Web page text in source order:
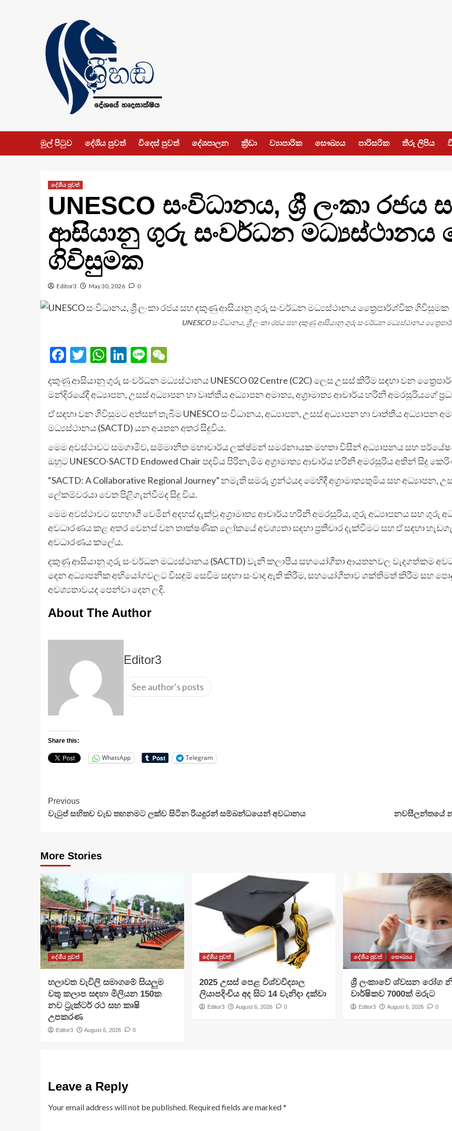
මුල් පිටුව දේශීය පුවත් විදෙස් පුවත් දේශපාලන ක්‍රීඩා ව්‍යාපාරික සෞඛ්‍යය පාරිසරික තීරු ලිපිය
දේශීය පුවත්
UNESCO සංවිධානය, ශ්‍රී ලංකා
ආසියානු ගුරු සංවර්ධන මධ්‍යස්ථානය
ගිවිසුමක
Editor3 May 30, 2026 0
UNESCO සංවිධානය, ශ්‍රී ලංකා රජය සහ දකුණු ආසියානු ගුරු සංවර්ධන මධ්‍යස්ථානය
Facebook
Twitter
WhatsApp
LinkedIn
LineWeChat
දකුණු ආසියානු ගුරු සංවර්ධන මධ්‍යස්ථානය UNESCO 02 Centre (C2C) ලෙස උසස් කිරීම සඳහා වන
මන්දිරයේදී අධ්‍යාපන, උසස් අධ්‍යාපන හා වෘත්තීය අධ්‍යාපන අමාත්‍ය, අග්‍රාමාත්‍ය ආචාර්ය හරිනි අමරසූරියගේ
ඒ සඳහා වන ගිවිසුමට අත්සන් තැබීම UNESCO සංවිධානය, අධ්‍යාපන, උසස් අධ්‍යාපන හා වෘත්තීය අධ්‍යාපන
මධ්‍යස්ථානය (SACTD) යන අයතන අතර සිදුවිය.
මෙම අවස්ථාවට සමගාමීව, සම්මානිත මහාචාර්ය ලක්ෂ්මන් සමරනායක මහතා විසින් අධ්‍යාපනය සහ
ඔහුට UNESCO-SACTD Endowed Chair පදවිය පිරිනැමීම අග්‍රාමාත්‍ය ආචාර්ය හරිනි අමරසූරිය අතින් සිදු
“SACTD: A Collaborative Regional Journey” නමැති සමරු ග්‍රන්ථයද මෙහිදී අග්‍රාමාත්‍යතුමිය සහ අධ්‍යාපන,
ලේකම්වරයා වෙත පිළිගැන්වීමද සිදු විය.
මෙම අවස්ථාවට සහභාගී වෙමින් අදහස් දැක්වූ අග්‍රාමාත්‍ය ආචාර්ය හරිනි අමරසූරිය, ගුරු අධ්‍යාපනය සහ
අවධාරණය කළ අතර වෙනස් වන තාක්ෂණික ලෝකයේ අවශ්‍යතා සඳහා ප්‍රතිචාර දැක්වීමට සහ ඒ සඳහා
අවධාරණය කලේය.
දකුණු ආසියානු ගුරු සංවර්ධන මධ්‍යස්ථානය (SACTD) වැනි කලාපීය සහයෝගීතා ආයතනවල වැදගත්කම
දෙන අධ්‍යාපනික අභියෝගවලට විසඳුම් සෙවීම සඳහා සංවාද ඇති කිරීම, සහයෝගීතාව ශක්තිමත් කිරීම සහ
අවශ්‍යතාවයද පෙන්වා දෙන ලදි.
About The Author
Editor3
See author's posts
Share this:
WhatsApp Telegram
Continue
Reading
Previous
වැටුප් සහිතව වැඩ තහනමට ලක්ව සිටින රියදුරන් සම්බන්ධයෙන් අවධානය
නවසීලන්තයේ
More Stories
දේශීය පුවත්
හලාවත වැවිලි සමාගමේ සියලුම
වතු කලාප සඳහා මිලියන 150ක
නව ට්‍රැක්ටර් රථ සහ කෘෂි
උපකරණ
Editor3 August 6, 2026 0
දේශීය පුවත්
​2025 උසස් පෙළ විශ්වවිද්‍යාල
ලියාපදිංචිය අද සිට 14 වැනිදා දක්වා
Editor3 August 6, 2026 0
දේශීය පුවත් සෞඛ්‍යය
ශ්‍රී ලංකාවේ ශ්වසන රෝග
වාර්ෂිකව 7000ක් මරුට
Editor3 August 6, 2026 0
Leave a Reply
Your email address will not be published. Required fields are marked*